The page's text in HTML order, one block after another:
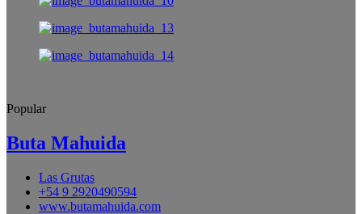
Popular
Buta Mahuida
Las Grutas
+54 9 2920490594
www.butamahuida.com